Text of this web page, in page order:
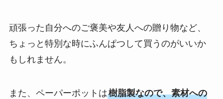
頑張った自分へのご褒美や友人への贈り物など、
ちょっと特別な時にふんぱつして買うのがいいか
もしれません。
また、ペーパーポットは樹脂製なので、素材への